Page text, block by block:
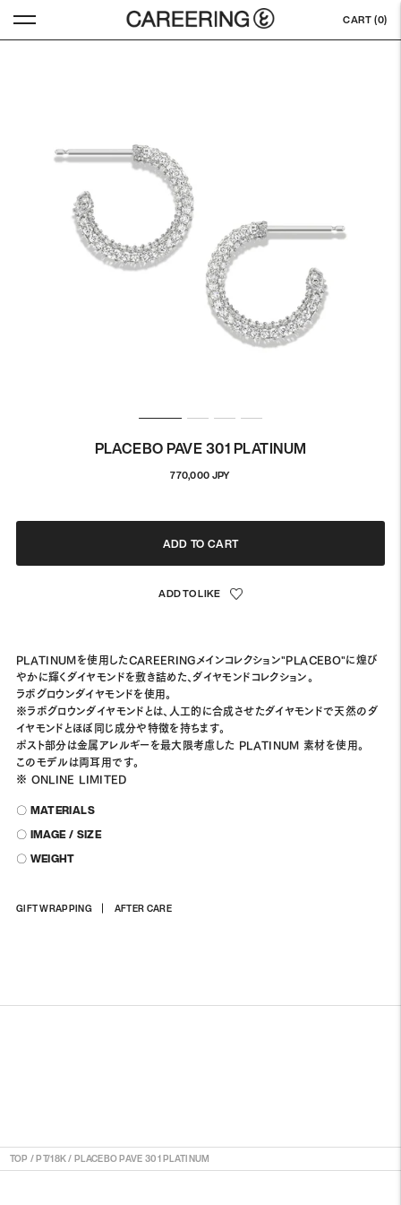
CART (0)
PLACEBO PAVE 301 PLATINUM
770,000 JPY通
格
ADD TO CART
PLATINUMを使用したCAREERINGメインコレクション"PLACEBO"に煌び
やかに輝くダイヤモンドを敷き詰めた、ダイヤモンドコレクション。
ラボグロウンダイヤモンドを使用。
※ラボグロウンダイヤモンドとは、人工的に合成させたダイヤモンドで天然のダ
イヤモンドとほぼ同じ成分や特徴を持ちます。
ポスト部分は金属アレルギーを最大限考慮した PLATINUM 素材を使用。
このモデルは両耳用です。
※ ONLINE LIMITED
〇 MATERIALS
〇 IMAGE / SIZE
〇 WEIGHT
GIFT WRAPPING AFTER CARE
商
TOP /PT/18K/PLACEBO PAVE 301 PLATINUM